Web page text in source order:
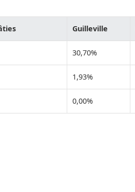
Guilleville
30,70%
1,93%
0,00%